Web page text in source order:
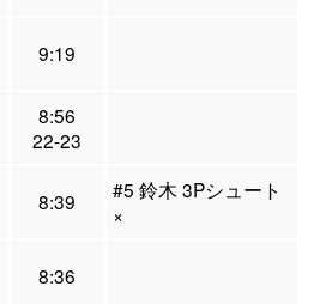
9:19
8:56
22-23
8:39
#5 鈴木 3Pシュート
×
8:36